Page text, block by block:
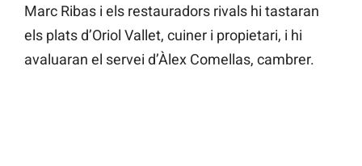
Marc Ribas i els restauradors rivals hi tastaran
els plats d’Oriol Vallet, cuiner i propietari, i hi
avaluaran el servei d’Àlex Comellas, cambrer.